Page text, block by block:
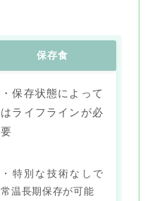
保存食
・保存状態によって
はライフラインが必
要
・特別な技術なしで
常温長期保存が可能